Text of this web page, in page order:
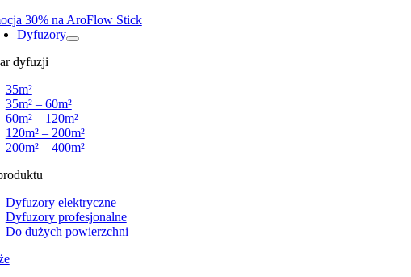
30% na AroFlow Stick
Dyfuzory
dyfuzji
35m²
35m² – 60m²
60m² – 120m²
120m² – 200m²
200m² – 400m²
Dyfuzory elektryczne
Dyfuzory profesjonalne
Do dużych powierzchni